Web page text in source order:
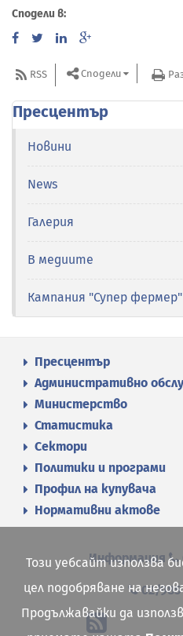
Сподели в:
RSS Сподели
Пресцентър
Новини
News
Галерия
В медиите
Кампания "Супер фермер"
Пресцентър
Административно
Министерство
Статистика
Сектори
Политики и програми
Профил на купувача
Нормативни актове
Информация
02/985
Този уебсайт използва
цел подобряване на
Продължавайки да